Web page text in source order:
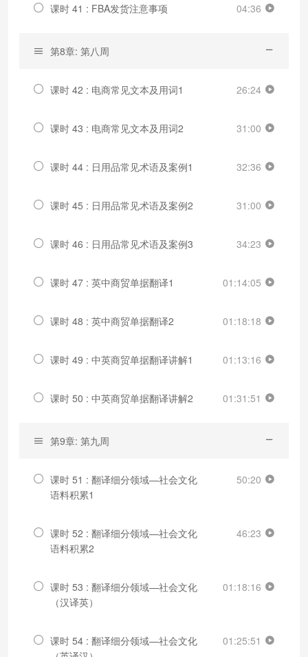
课时 41 : FBA发货注意事项 04:36
第8章: 第八周
课时 42 : 电商常见文本及用词1 26:24
课时 43 : 电商常见文本及用词2 31:00
课时 44 : 日用品常见术语及案例1 32:36
课时 45 : 日用品常见术语及案例2 31:00
课时 46 : 日用品常见术语及案例3 34:23
课时 47 : 英中商贸单据翻译1 01:14:05
课时 48 : 英中商贸单据翻译2 01:18:18
课时 49 : 中英商贸单据翻译讲解1 01:13:16
课时 50 : 中英商贸单据翻译讲解2 01:31:51
第9章: 第九周
课时 51 : 翻译细分领域—社会文化
语料积累1
50:20
课时 52 : 翻译细分领域—社会文化
语料积累2
46:23
课时 53 : 翻译细分领域—社会文化
（汉译英）
01:18:16
课时 54 : 翻译细分领域—社会文化
01:25:51